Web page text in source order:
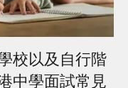
校以及自行階
中學面試常見